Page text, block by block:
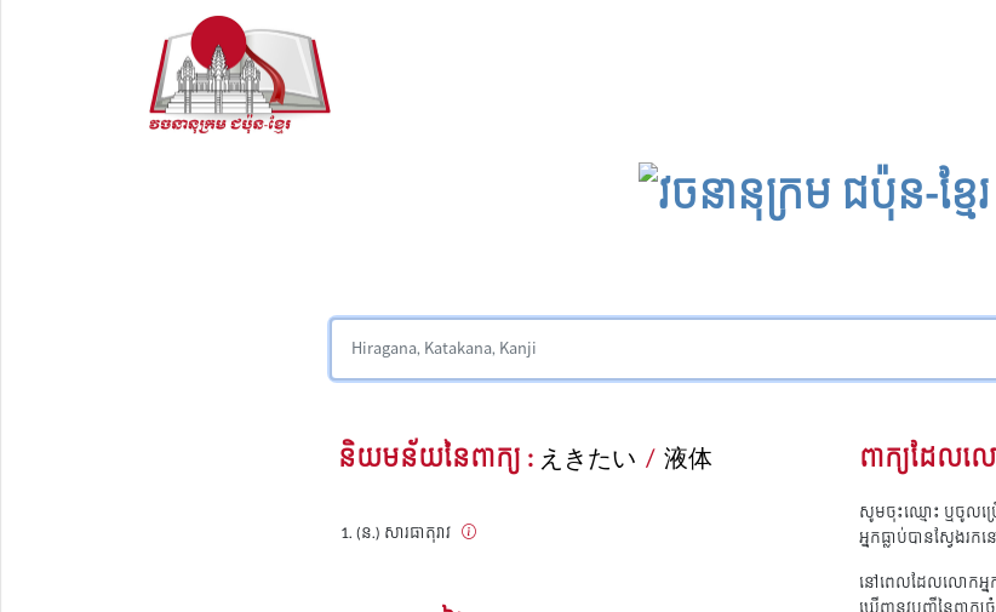
និយមន័យនៃពាក្យ :えきたい / 液体
(ន.) សារធាតុរាវ
ពាក្យដែលល
សូមចុះឈ្មោះ ឬចូលប្រ
អ្នកធ្លាប់បានស្វែងរក
នៅពេលដែលលោកអ្ន